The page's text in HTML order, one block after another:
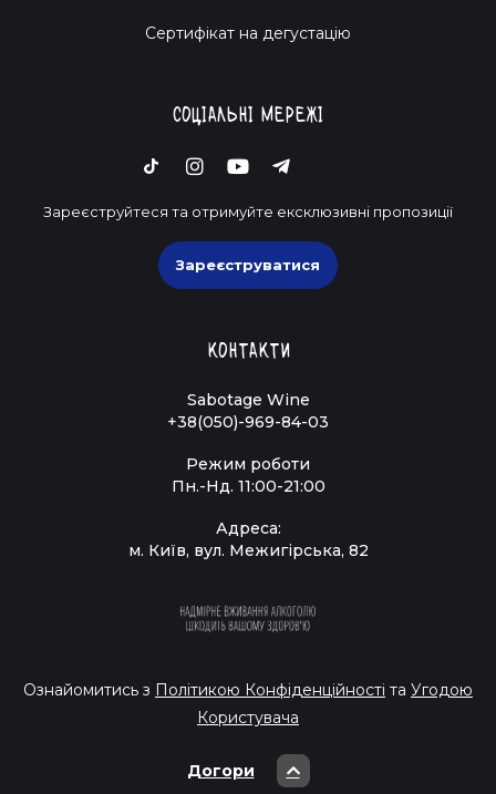
Cертифікат на дегустацію
Соціальні мережі
Зареєструйтеся та отримуйте ексклюзивні пропозиції
Зареєструватися
Контакти
Sabotage Wine
+38(050)-969-84-03
Режим роботи
Пн.-Нд. 11:00-21:00
Адреса:
м. Київ, вул. Межигірська, 82
Ознайомитись з Політикою Конфіденційності та Угодою
Користувача
Догори